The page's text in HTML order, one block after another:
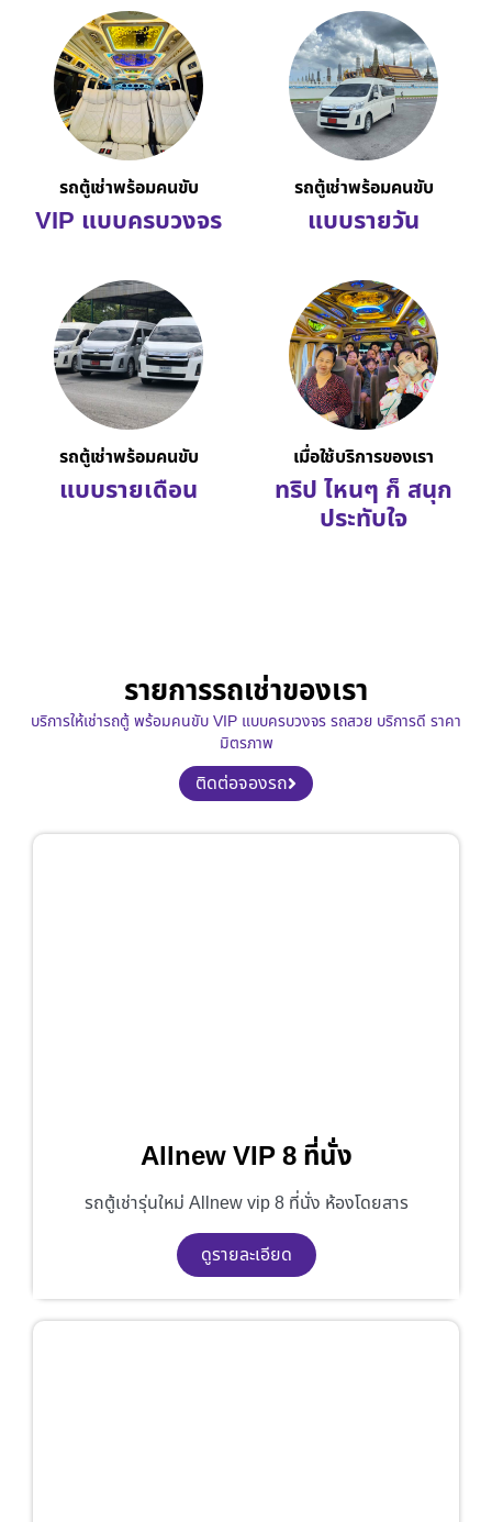
รถตู้เช่าพร้อมคนขับ
VIP แบบครบวงจร
รถตู้เช่าพร้อมคนขับ
แบบรายวัน
รถตู้เช่าพร้อมคนขับ
แบบรายเดือน
เมื่อใช้บริการของเรา
ทริป ไหนๆ ก็ สนุก
ประทับใจ
รายการรถเช่าของเรา
บริการให้เช่ารถตู้ พร้อมคนขับ VIP แบบครบวงจร รถสวย บริการดี ราคา
มิตรภาพ
ติดต่อจองรถ
Allnew VIP 8 ที่นั่ง
รถตู้เช่ารุ่นใหม่ Allnew vip 8 ที่นั่ง ห้องโดยสาร
ดูรายละเอียด